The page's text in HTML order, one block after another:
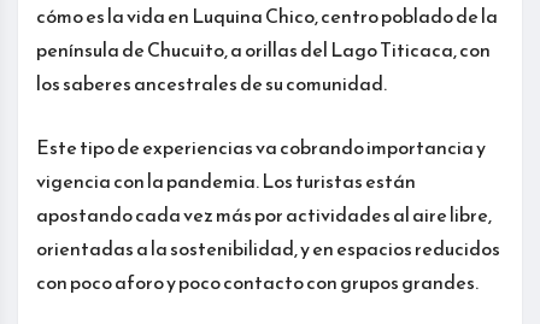
cómo es la vida en Luquina Chico, centro poblado de la
península de Chucuito, a orillas del Lago Titicaca, con
los saberes ancestrales de su comunidad.
Este tipo de experiencias va cobrando importancia y
vigencia con la pandemia. Los turistas están
apostando cada vez más por actividades al aire libre,
orientadas a la sostenibilidad, y en espacios reducidos
con poco aforo y poco contacto con grupos grandes.